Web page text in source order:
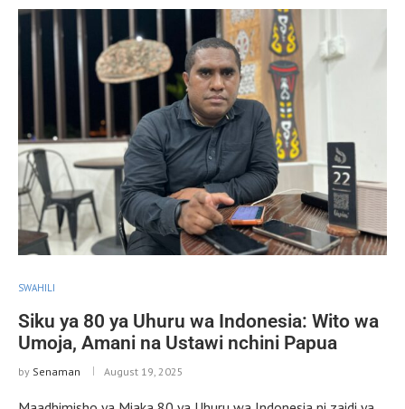
SWAHILI
Siku ya 80 ya Uhuru wa Indonesia: Wito wa
Umoja, Amani na Ustawi nchini Papua
by Senaman August 19, 2025